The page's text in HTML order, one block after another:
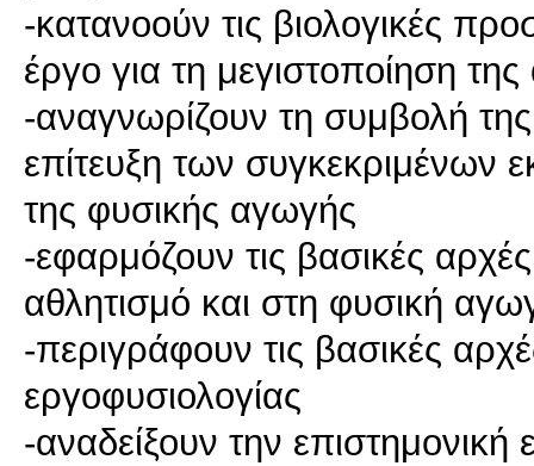
-κατανοούν τις βιολογικές
έργο για τη μεγιστοποίηση
-αναγνωρίζουν τη συμβολή
επίτευξη των συγκεκριμένων
της φυσικής αγωγής
-εφαρμόζουν τις βασικές
αθλητισμό και στη φυσική
-περιγράφουν τις βασικές
εργοφυσιολογίας
-αναδείξουν την